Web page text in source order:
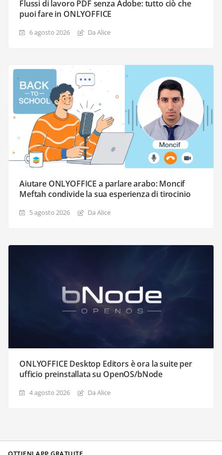
Flussi di lavoro PDF senza Adobe: tutto ciò che
puoi fare in ONLYOFFICE
6 agosto 2026 Da Alice
Aiutare ONLYOFFICE a parlare arabo: Moncif
Meftah condivide la sua esperienza di tirocinio
5 agosto 2026 Da Alice
ONLYOFFICE Desktop Editors è ora la suite per
ufficio preinstallata su OpenOS/bNode
4 agosto 2026 Da Alice